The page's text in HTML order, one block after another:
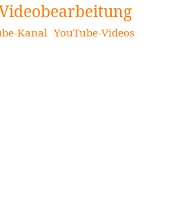
Kanal YouTube-Videos